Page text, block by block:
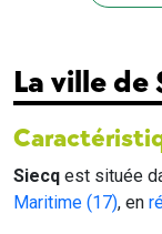
La ville de
Siecq est située
Maritime (17), en